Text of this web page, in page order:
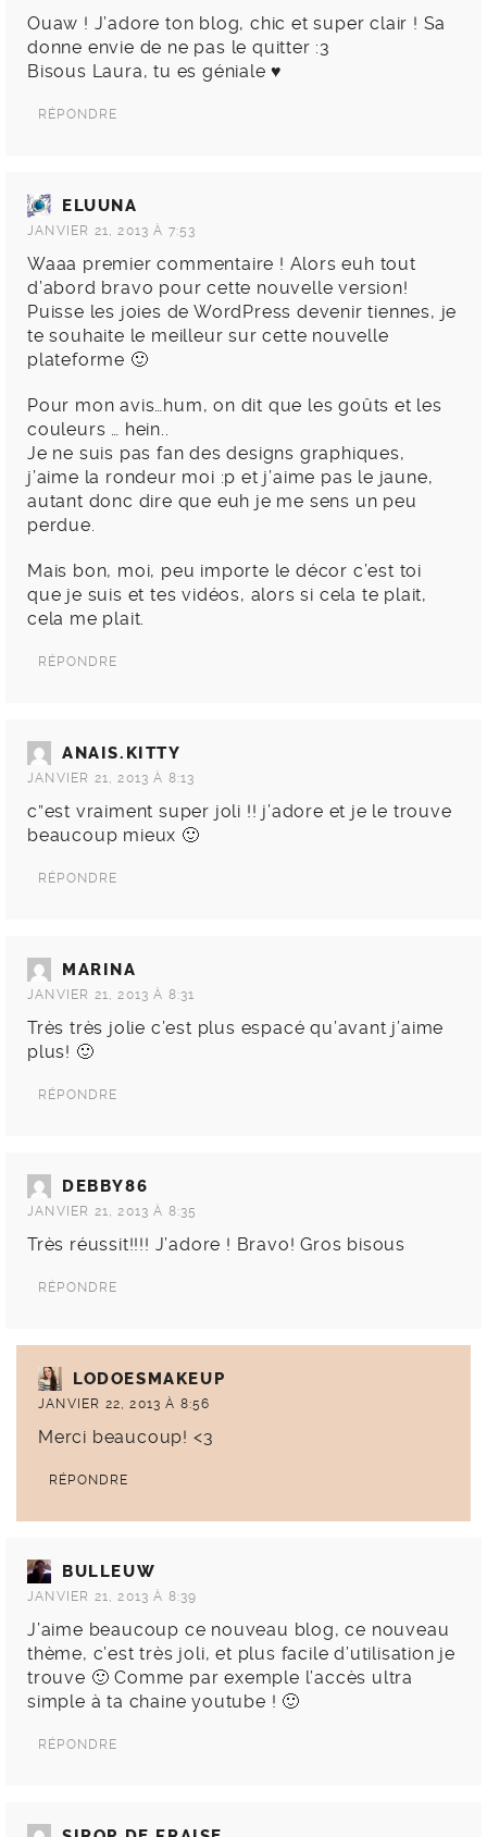
Ouaw ! J’adore ton blog, chic et super clair ! Sa
donne envie de ne pas le quitter :3
Bisous Laura, tu es géniale ♥
RÉPONDRE
ELUUNA
JANVIER 21, 2013 À 7:53
Waaa premier commentaire ! Alors euh tout
d’abord bravo pour cette nouvelle version!
Puisse les joies de WordPress devenir tiennes, je
te souhaite le meilleur sur cette nouvelle
plateforme 🙂
Pour mon avis…hum, on dit que les goûts et les
couleurs … hein..
Je ne suis pas fan des designs graphiques,
j’aime la rondeur moi :p et j’aime pas le jaune,
autant donc dire que euh je me sens un peu
perdue.
Mais bon, moi, peu importe le décor c’est toi
que je suis et tes vidéos, alors si cela te plait,
cela me plait.
RÉPONDRE
ANAIS.KITTY
JANVIER 21, 2013 À 8:13
c”est vraiment super joli !! j’adore et je le trouve
beaucoup mieux 🙂
RÉPONDRE
MARINA
JANVIER 21, 2013 À 8:31
Très très jolie c’est plus espacé qu’avant j’aime
plus! 🙂
RÉPONDRE
DEBBY86
JANVIER 21, 2013 À 8:35
Très réussit!!!! J’adore ! Bravo! Gros bisous
RÉPONDRE
LODOESMAKEUP
JANVIER 22, 2013 À 8:56
Merci beaucoup! <3
RÉPONDRE
BULLEUW
JANVIER 21, 2013 À 8:39
J’aime beaucoup ce nouveau blog, ce nouveau
thème, c’est très joli, et plus facile d’utilisation je
trouve 🙂 Comme par exemple l’accès ultra
simple à ta chaine youtube ! 🙂
RÉPONDRE